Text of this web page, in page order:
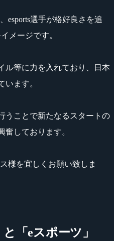
esports選手が格好良さを追
メージです。
ル等に力を入れており、日本
います。
うことで新たなるスタートの
奮しております。
様を宜しくお願い致しま
「eスポーツ」